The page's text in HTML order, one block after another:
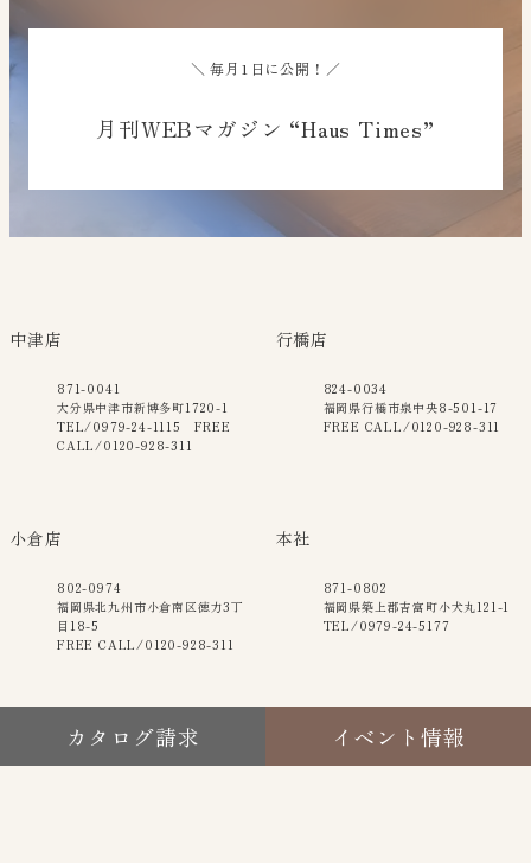
＼ 毎月1日に公開！／
月刊WEBマガジン “Haus Times”
中津店
871-0041
大分県中津市新博多町1720-1
TEL/0979-24-1115 FREE
CALL/0120-928-311
行橋店
824-0034
福岡県行橋市泉中央8-501-17
FREE CALL/0120-928-311
小倉店
802-0974
福岡県北九州市小倉南区徳力3丁
目18-5
FREE CALL/0120-928-311
本社
871-0802
福岡県築上郡吉富町小犬丸121-1
TEL/0979-24-5177
Copyright © 2023 株式会社ACLIVE THE HAUS All Rights Reserved.
カタログ請求 イベント情報